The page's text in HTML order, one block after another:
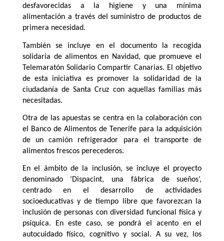
desfavorecidas a la higiene y una mínima
alimentación a través del suministro de productos de
primera necesidad.
También se incluye en el documento la recogida
solidaria de alimentos en Navidad, que promueve el
Telemaratón Solidario Compartir Canarias. El objetivo
de esta iniciativa es promover la solidaridad de la
ciudadanía de Santa Cruz con aquellas familias más
necesitadas.
Otra de las apuestas se centra en la colaboración con
el Banco de Alimentos de Tenerife para la adquisición
de un camión refrigerador para el transporte de
alimentos frescos perecederos.
En el ámbito de la inclusión, se incluye el proyecto
denominado ‘Dispacint, una fábrica de sueños’,
centrado en el desarrollo de actividades
socioeducativas y de tiempo libre que favorezcan la
inclusión de personas con diversidad funcional física y
psíquica. En este caso, se pondrá el acento en el
autocuidado físico, cognitivo y social. A su vez, los